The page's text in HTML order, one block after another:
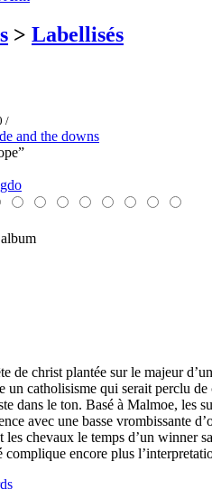
> Labellisés
/
and the downs
gdo
de christ plantée sur le majeur
un catholisisme qui serait perclu
dans le ton. Basé à Malmoe, les
avec une basse vrombissante
les chevaux le temps d’un winner
complique encore plus